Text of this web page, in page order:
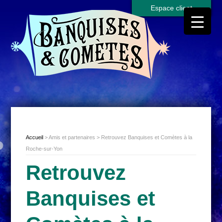
Espace client
Accueil > Amis et partenaires > Retrouvez Banquises et Comètes à la
Roche-sur-Yon
Retrouvez
Banquises et